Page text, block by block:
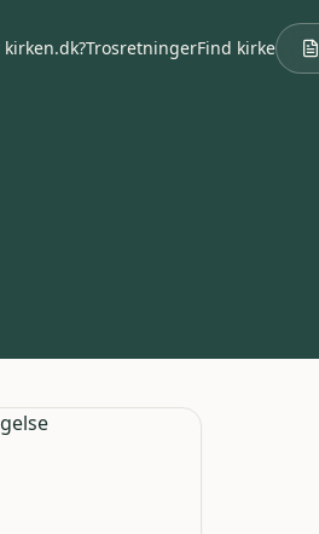
kirken.dk?TrosretningerFind kirke